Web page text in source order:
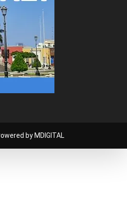
by MDIGITAL